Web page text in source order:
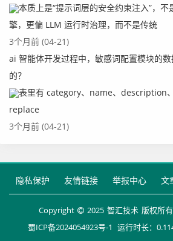
本质上是“提示词层的安全约束注入”，
擎，更偏 LLM 运行时治理，而不是传统
3个月前 (04-21)
ai 智能体开发过程中，敏感词配置模块的
的？
表里有 category、name、description
replace
3个月前 (04-21)
隐私保护 友情链接 举报中心 文
Copyright 2025 智汇技术 版权所
蜀ICP备2024054923号-1 运行时长：